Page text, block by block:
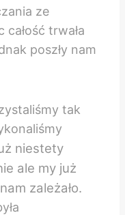
ze
trwała
poszły nam
tak
niestety
ale my już
zależało.